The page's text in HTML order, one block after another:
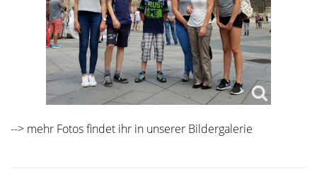
--> mehr Fotos findet ihr in unserer Bildergalerie